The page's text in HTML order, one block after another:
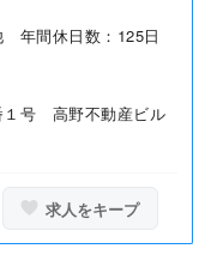
年間休日数：125日
１号 高野不動産ビル
求人をキープ